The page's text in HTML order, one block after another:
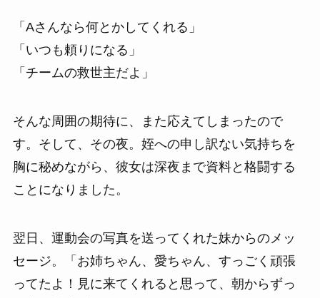
「Aさんなら何とかしてくれる」
「いつも頼りになる」
「チームの救世主だよ」
そんな周囲の期待に、また応えてしまったので
す。そして、その夜。姪への申し訳ない気持ちを
胸に秘めながら、彼女は深夜まで資料と格闘する
ことになりました。
翌日、運動会の写真を送ってくれた妹からのメッ
セージ。「お姉ちゃん、愛ちゃん、すっごく頑張
ってたよ！見に来てくれると思って、朝からずっ